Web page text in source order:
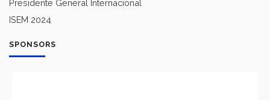
Presidente General Internacional
ISEM 2024
SPONSORS